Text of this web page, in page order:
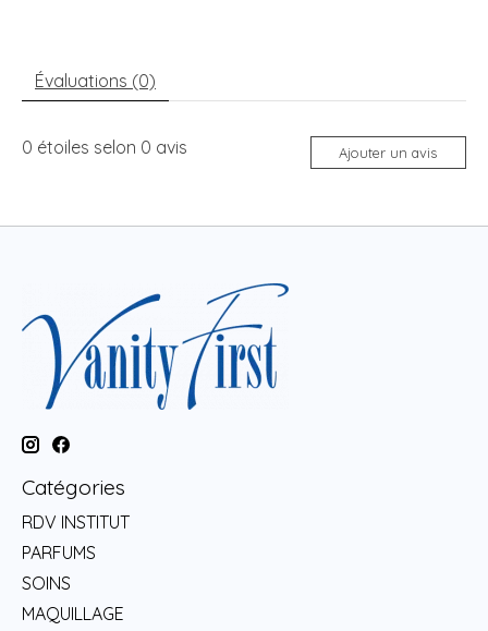
Évaluations (0)
0 étoiles selon 0 avis Ajouter un avis
Catégories
RDV INSTITUT
PARFUMS
SOINS
MAQUILLAGE